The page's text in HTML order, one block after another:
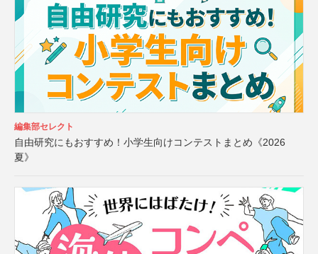
編集部セレクト
自由研究にもおすすめ！小学生向けコンテストまとめ《2026
夏》